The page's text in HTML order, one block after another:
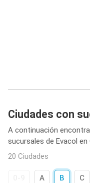
Ciudades con
A continuación
sucursales de Evacol en
20 Ciudades
A B C